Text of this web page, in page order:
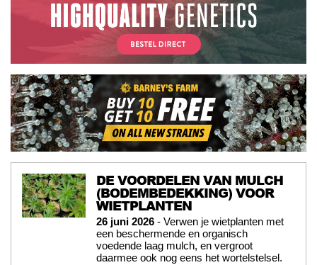
DE VOORDELEN VAN MULCH
(BODEMBEDEKKING) VOOR
WIETPLANTEN
26 juni 2026 - Verwen je wietplanten met
een beschermende en organisch
voedende laag mulch, en vergroot
daarmee ook nog eens het wortelstelsel.